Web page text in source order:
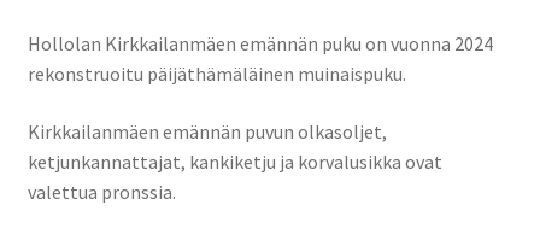
Hollolan Kirkkailanmäen emännän puku on vuonna 2024
rekonstruoitu päijäthämäläinen muinaispuku.
Kirkkailanmäen emännän puvun olkasoljet,
ketjunkannattajat, kankiketju ja korvalusikka ovat
valettua pronssia.